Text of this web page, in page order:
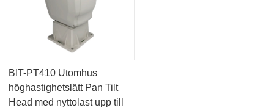
BIT-PT410 Utomhus
höghastighetslätt Pan Tilt
Head med nyttolast upp till